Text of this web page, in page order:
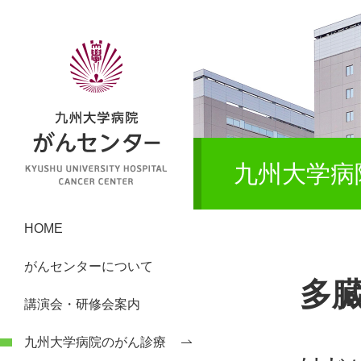
HOME
がんセンターについて
講演会・研修会案内
九州大学病院のがん診療
九州大学
多